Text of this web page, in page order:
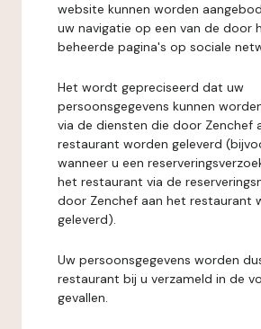
website kunnen worden
uw navigatie op een van de door
beheerde pagina's op sociale
Het wordt gepreciseerd dat uw
persoonsgegevens kunnen
via de diensten die door Zenchef
restaurant worden geleverd
wanneer u een
het restaurant via de
door Zenchef aan het restaurant
geleverd).
Uw persoonsgegevens worden
restaurant bij u verzameld in de
gevallen.